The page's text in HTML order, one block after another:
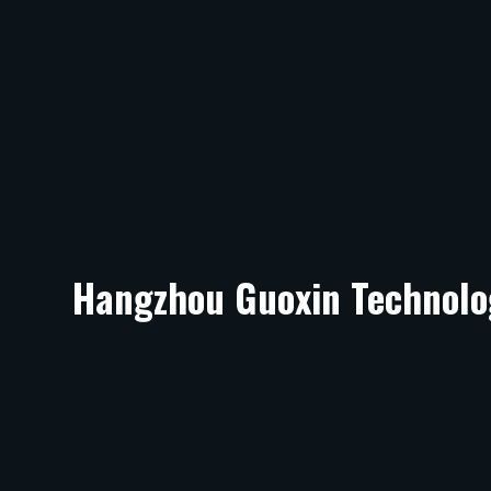
Hangzhou Guoxin